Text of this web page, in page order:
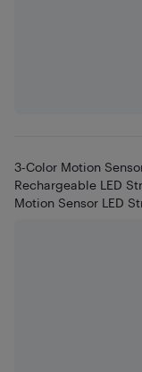
3-Color Motion
Rechargeable LED
Motion Sensor LED